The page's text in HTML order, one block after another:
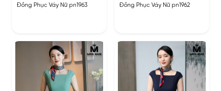
Đồng Phục Váy Nữ pn1963 Đồng Phục Váy Nữ pn1962